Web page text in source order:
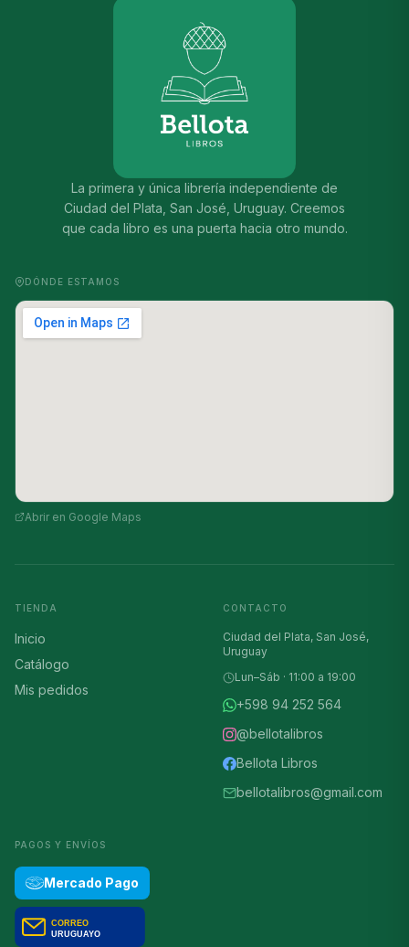
La primera y única librería independiente de
Ciudad del Plata, San José, Uruguay. Creemos
que cada libro es una puerta hacia otro mundo.
DÓNDE ESTAMOS
Abrir en Google Maps
TIENDA
Inicio
Catálogo
Mis pedidos
CONTACTO
Ciudad del Plata, San José,
Uruguay
Lun–Sáb · 11:00 a 19:00
+598 94 252 564
@bellotalibros
Bellota Libros
bellotalibros@gmail.com
PAGOS Y ENVÍOS
Mercado Pago